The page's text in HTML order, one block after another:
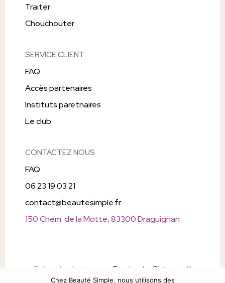
Traiter
Chouchouter
SERVICE CLIENT
FAQ
Accès partenaires
Instituts paretnaires
Le club
CONTACTEZ NOUS
FAQ
06 23 19 03 21
contact@beautesimple.fr
150 Chem. de la Motte, 83300 Draguignan
Follow Us Instagram Facebook Pintrest X
Chez Beauté Simple, nous utilisons des